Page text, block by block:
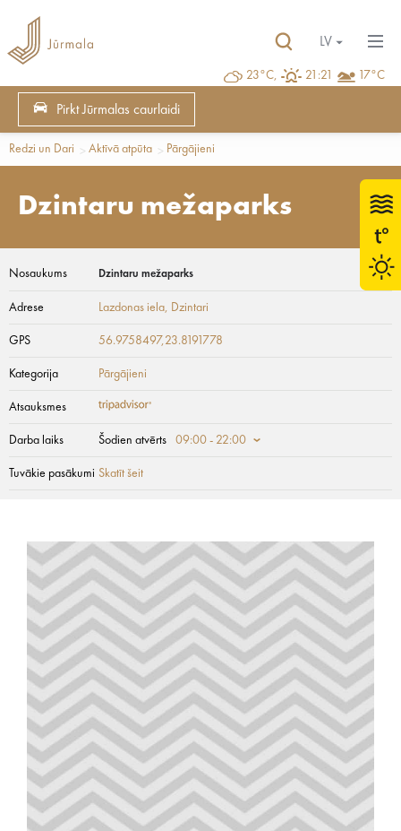
23°C, 21:21 17°C
LV
Pirkt Jūrmalas caurlaidi
Redzi un Dari Aktīvā atpūta Pārgājieni
Dzintaru mežaparks
Nosaukums Dzintaru mežaparks
Adrese Lazdonas iela, Dzintari
GPS 56.9758497,23.8191778
Kategorija Pārgājieni
Atsauksmes
Darba laiks Šodien atvērts 09:00 - 22:00
Tuvākie pasākumi Skatīt šeit